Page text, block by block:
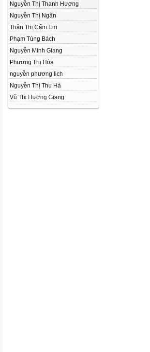
Nguyễn Thị Thanh Hương
Nguyễn Thị Ngân
Thân Thị Cẩm Em
Phạm Tùng Bách
Nguyễn Minh Giang
Phương Thị Hòa
nguyễn phương lich
Nguyễn Thị Thu Hà
Vũ Thị Hương Giang